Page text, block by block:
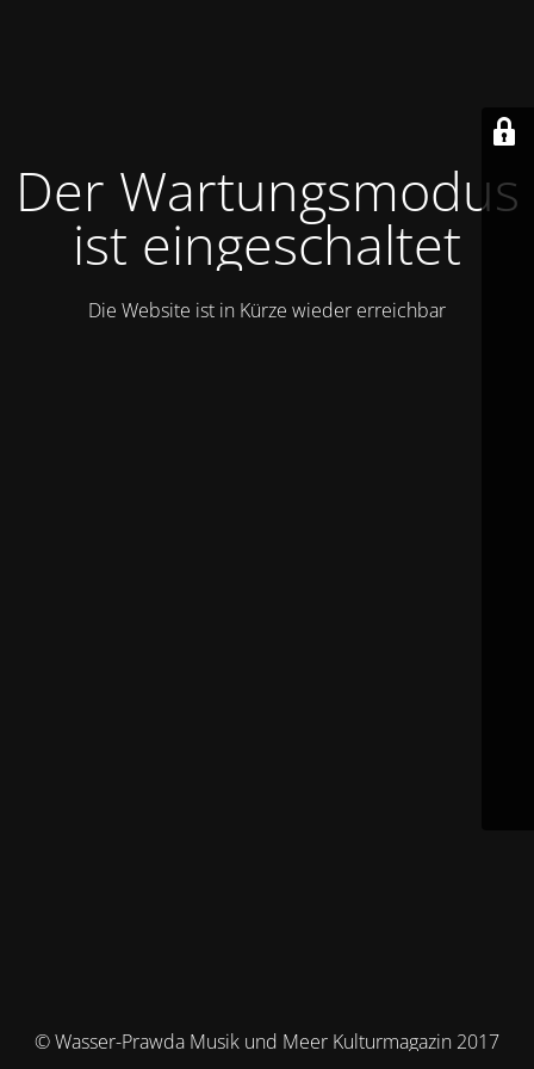
Der Wartungsmodus
ist eingeschaltet
Die Website ist in Kürze wieder erreichbar
© Wasser-Prawda Musik und Meer Kulturmagazin 2017